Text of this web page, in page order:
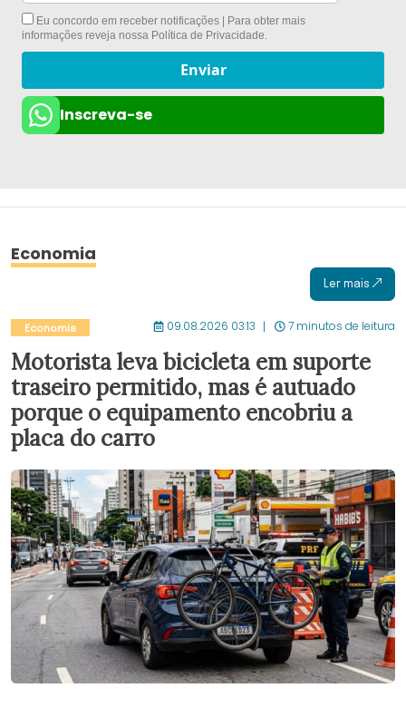
Eu concordo em receber notificações | Para obter mais
informações reveja nossa Política de Privacidade
Enviar
Inscreva-se
Economia
Ler mais
Economia 09.08.2026 03:13 7 minutos de leitura
Motorista leva bicicleta em suporte
traseiro permitido, mas é autuado
porque o equipamento encobriu a
placa do carro